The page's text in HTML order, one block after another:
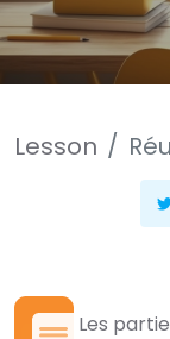
Lesson
Les